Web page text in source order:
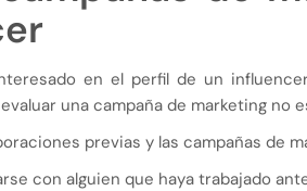
en el perfil de un
una campaña de marketing no
previas y las campañas de
con alguien que haya trabajado